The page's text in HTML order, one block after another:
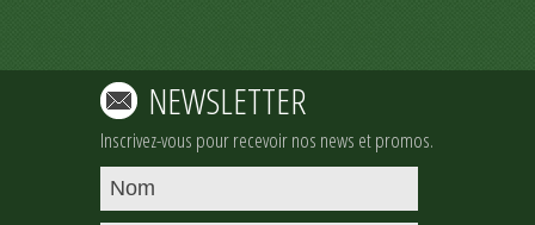
NEWSLETTER
Inscrivez-vous pour recevoir nos news et promos.